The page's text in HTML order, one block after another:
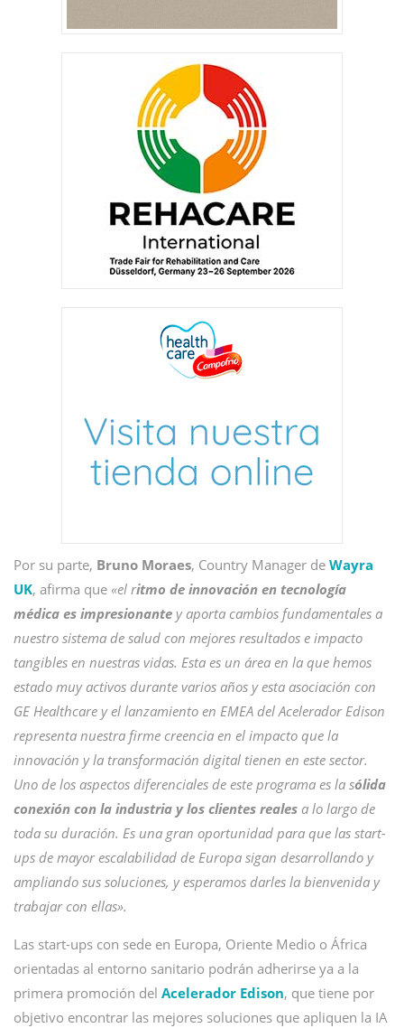
Por su parte, Bruno Moraes, Country Manager de Wayra
UK, afirma que «el ritmo de innovación en tecnología
médica es impresionante y aporta cambios fundamentales a
nuestro sistema de salud con mejores resultados e impacto
tangibles en nuestras vidas. Esta es un área en la que hemos
estado muy activos durante varios años y esta asociación con
GE Healthcare y el lanzamiento en EMEA del Acelerador Edison
representa nuestra firme creencia en el impacto que la
innovación y la transformación digital tienen en este sector.
Uno de los aspectos diferenciales de este programa es la sólida
conexión con la industria y los clientes reales a lo largo de
toda su duración. Es una gran oportunidad para que las start-
ups de mayor escalabilidad de Europa sigan desarrollando y
ampliando sus soluciones, y esperamos darles la bienvenida y
trabajar con ellas».
Las start-ups con sede en Europa, Oriente Medio o África
orientadas al entorno sanitario podrán adherirse ya a la
primera promoción del Acelerador Edison, que tiene por
objetivo encontrar las mejores soluciones que apliquen la IA